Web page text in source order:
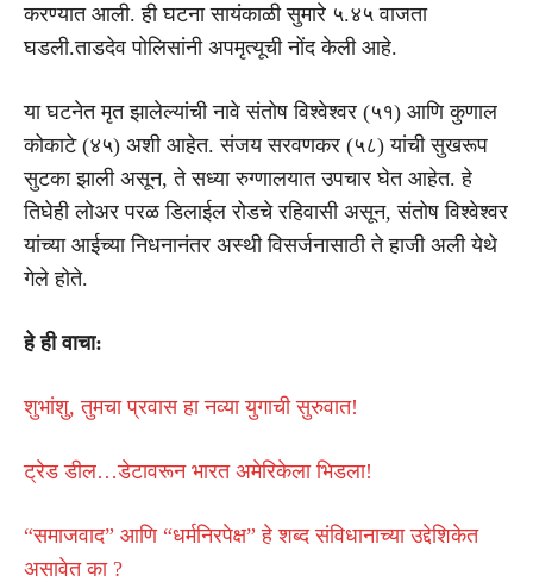
करण्यात आली. ही घटना सायंकाळी सुमारे ५.४५ वाजता
घडली.ताडदेव पोलिसांनी अपमृत्यूची नोंद केली आहे.
या घटनेत मृत झालेल्यांची नावे संतोष विश्वेश्वर (५१) आणि कुणाल
कोकाटे (४५) अशी आहेत. संजय सरवणकर (५८) यांची सुखरूप
सुटका झाली असून, ते सध्या रुग्णालयात उपचार घेत आहेत. हे
तिघेही लोअर परळ डिलाईल रोडचे रहिवासी असून, संतोष विश्वेश्वर
यांच्या आईच्या निधनानंतर अस्थी विसर्जनासाठी ते हाजी अली येथे
गेले होते.
हे ही वाचा:
शुभांशु, तुमचा प्रवास हा नव्या युगाची सुरुवात!
ट्रेड डील…डेटावरून भारत अमेरिकेला भिडला!
“समाजवाद” आणि “धर्मनिरपेक्ष” हे शब्द संविधानाच्या उद्देशिकेत
असावेत का ?